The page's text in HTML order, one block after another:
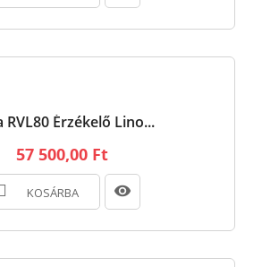
RVL80 Érzékelő Lino...
57 500,00 Ft
KOSÁRBA